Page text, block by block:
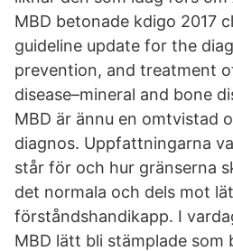
MBD betonade kdigo 2017
guideline update for the
prevention, and treatment
disease–mineral and bone
MBD är ännu en omtvistad
diagnos. Uppfattningarna
står för och hur gränserna
det normala och dels mot
förståndshandikapp. I
MBD lätt bli stämplade som